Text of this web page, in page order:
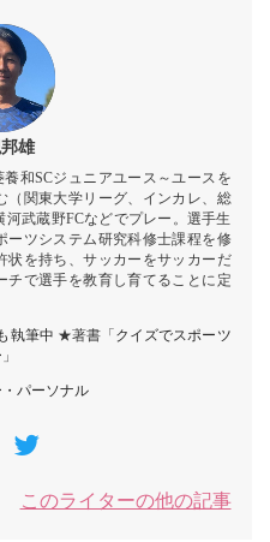
雄
和SCジュニアユース～ユースを
（関東大学リーグ、インカレ、総
武蔵野FCなどでプレー。選手生
ーツシステム研究科修士課程を修
状を持ち、サッカーをサッカーだ
チで選手を教育し育てることに定
執筆中 ★著書「 クイズでスポーツ
」
パーソナル
このライターの他の記事